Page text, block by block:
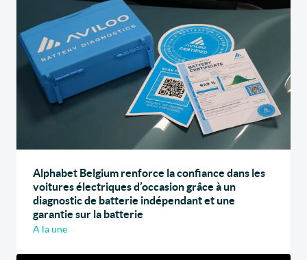
Alphabet Belgium renforce la confiance dans les
voitures électriques d’occasion grâce à un
diagnostic de batterie indépendant et une
garantie sur la batterie
A la une